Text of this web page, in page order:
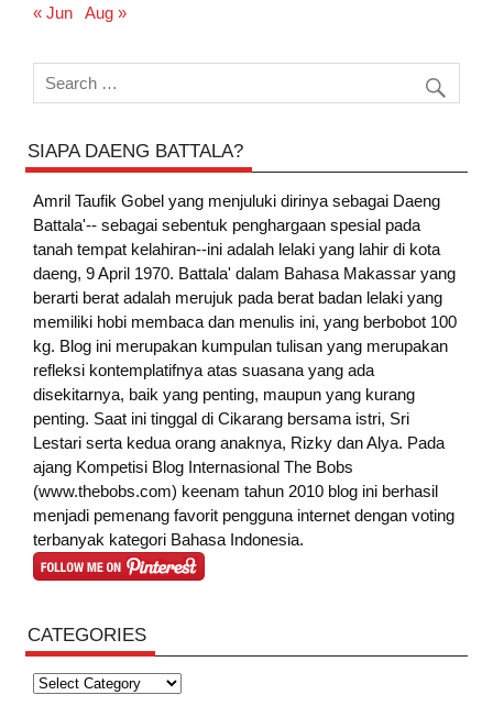
« Jun
Aug »
SIAPA DAENG BATTALA?
Amril Taufik Gobelyang menjuluki dirinya sebagai Daeng
Battala'-- sebagai sebentuk penghargaan spesial pada
tanah tempat kelahiran--ini adalah lelaki yang lahir di kota
daeng, 9 April 1970. Battala' dalam Bahasa Makassar yang
berarti berat adalah merujuk pada berat badan lelaki yang
memiliki hobi membaca dan menulis ini, yang berbobot 100
kg. Blog ini merupakan kumpulan tulisan yang merupakan
refleksi kontemplatifnya atas suasana yang ada
disekitarnya, baik yang penting, maupun yang kurang
penting. Saat ini tinggal di Cikarang bersama istri, Sri
Lestari serta kedua orang anaknya, Rizky dan Alya. Pada
ajang Kompetisi Blog Internasional The Bobs
(www.thebobs.com) keenam tahun 2010 blog ini berhasil
menjadi pemenang favorit pengguna internet dengan voting
terbanyak kategori Bahasa Indonesia.
CATEGORIES
Categories